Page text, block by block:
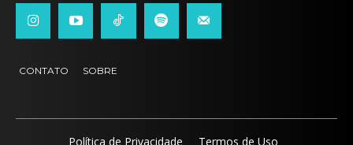
CONTATO SOBRE
Política de Privacidade Termos de Uso